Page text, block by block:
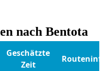
nach Bentota
Geschätzte
Zeit